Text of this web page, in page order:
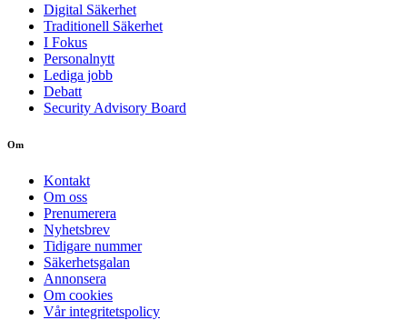
Digital Säkerhet
Traditionell Säkerhet
I Fokus
Personalnytt
Lediga jobb
Debatt
Security Advisory Board
Om
Kontakt
Om oss
Prenumerera
Nyhetsbrev
Tidigare nummer
Säkerhetsgalan
Annonsera
Om cookies
Vår integritetspolicy